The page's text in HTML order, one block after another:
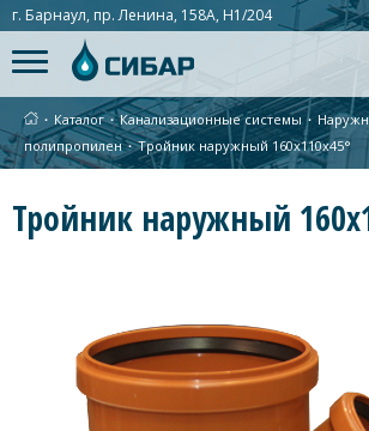
г. Барнаул, пр. Ленина, 158А, Н1/204
∙ Каталог ∙Канализационные системы ∙
полипропилен ∙Тройник наружный 160х110х45°
Тройник наружный